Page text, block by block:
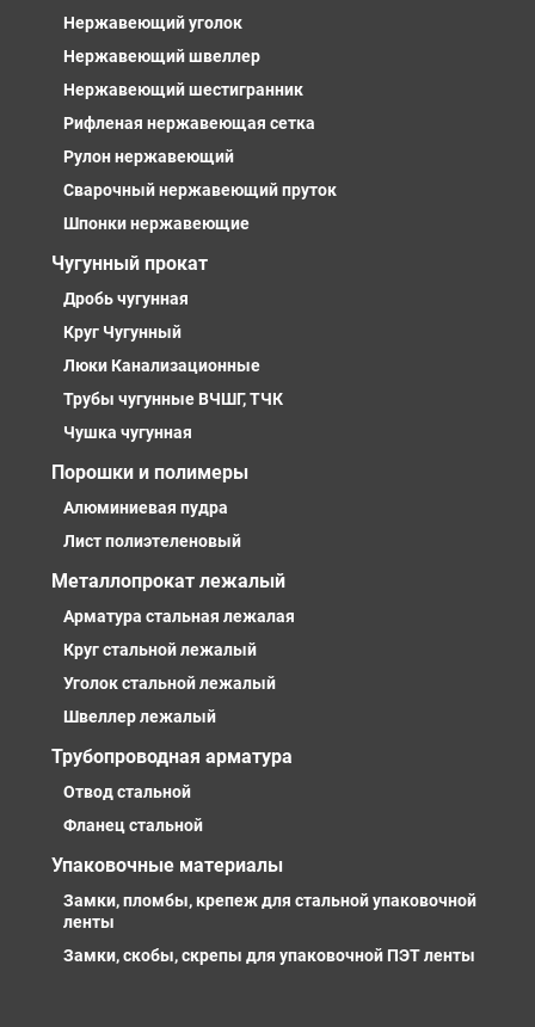
Нержавеющий уголок
Нержавеющий швеллер
Нержавеющий шестигранник
Рифленая нержавеющая сетка
Рулон нержавеющий
Сварочный нержавеющий пруток
Шпонки нержавеющие
Чугунный прокат
Дробь чугунная
Круг Чугунный
Люки Канализационные
Трубы чугунные ВЧШГ, ТЧК
Чушка чугунная
Порошки и полимеры
Алюминиевая пудра
Лист полиэтеленовый
Металлопрокат лежалый
Арматура стальная лежалая
Круг стальной лежалый
Уголок стальной лежалый
Швеллер лежалый
Трубопроводная арматура
Отвод стальной
Фланец стальной
Упаковочные материалы
Замки, пломбы, крепеж для стальной упаковочной
ленты
Замки, скобы, скрепы для упаковочной ПЭТ ленты